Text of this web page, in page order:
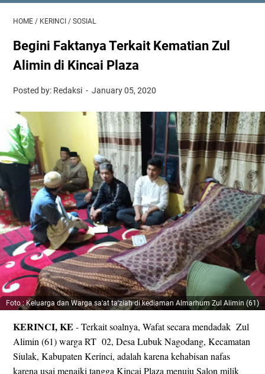
HOME / KERINCI / SOSIAL
Begini Faktanya Terkait Kematian Zul
Alimin di Kincai Plaza
Posted by: Redaksi January 05, 2020
Foto : Keluarga dan Warga sa'at ta'ziah di kediaman Almarhum Zul Alimin (61)
KERINCI, KE - Terkait soalnya, Wafat secara mendadak Zul
Alimin (61) warga RT 02, Desa Lubuk Nagodang, Kecamatan
Siulak, Kabupaten Kerinci, adalah karena kehabisan nafas
karena usai menaiki tangga Kincai Plaza menuju Salon milik